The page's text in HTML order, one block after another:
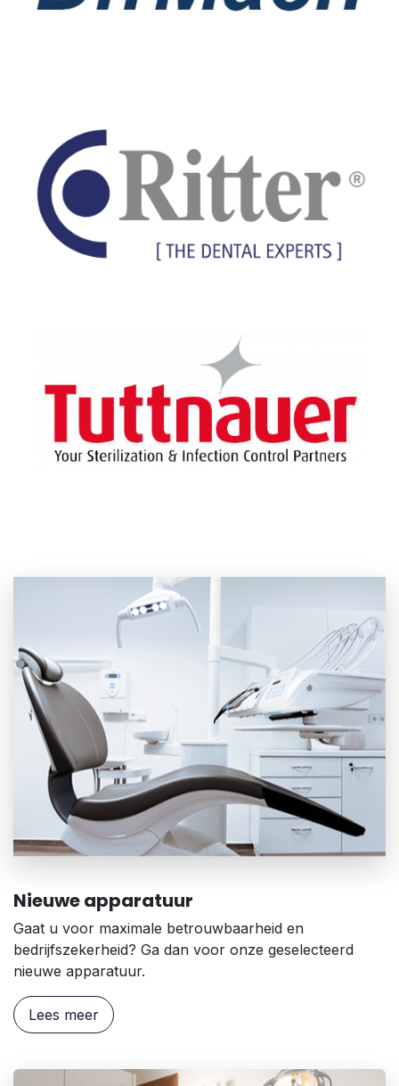
Nieuwe apparatuur
Gaat u voor maximale betrouwbaarheid en
bedrijfszekerheid? Ga dan voor onze geselecteerd
nieuwe apparatuur.
Lees meer